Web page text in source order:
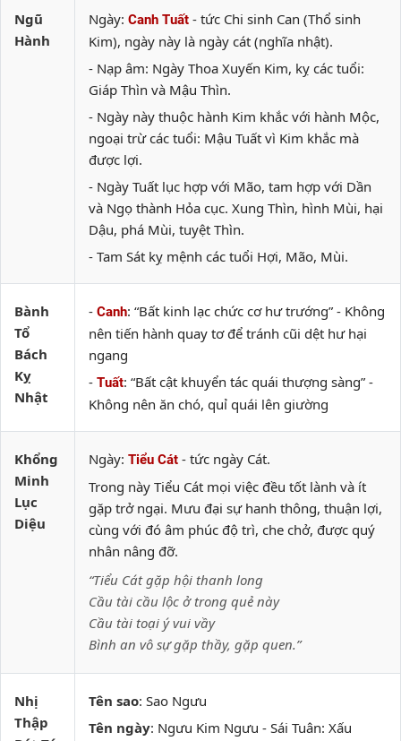
Ngũ
Hành
Ngày: Canh Tuất - tức Chi sinh Can (Thổ sinh
Kim), ngày này là ngày cát (nghĩa nhật).
- Nạp âm: Ngày Thoa Xuyến Kim, kỵ các tuổi:
Giáp Thìn và Mậu Thìn.
- Ngày này thuộc hành Kim khắc với hành Mộc,
ngoại trừ các tuổi: Mậu Tuất vì Kim khắc mà
được lợi.
- Ngày Tuất lục hợp với Mão, tam hợp với Dần
và Ngọ thành Hỏa cục. Xung Thìn, hình Mùi, hại
Dậu, phá Mùi, tuyệt Thìn.
- Tam Sát kỵ mệnh các tuổi Hợi, Mão, Mùi.
Bành
Tổ
Bách
Kỵ
Nhật
- Canh: “Bất kinh lạc chức cơ hư trướng” - Không
nên tiến hành quay tơ để tránh cũi dệt hư hại
ngang
- Tuất: “Bất cật khuyển tác quái thượng sàng” -
Không nên ăn chó, quỉ quái lên giường
Khổng
Minh
Lục
Diệu
Ngày: Tiểu Cát - tức ngày Cát.
Trong này Tiểu Cát mọi việc đều tốt lành và ít
gặp trở ngại. Mưu đại sự hanh thông, thuận lợi,
cùng với đó âm phúc độ trì, che chở, được quý
nhân nâng đỡ.
“Tiểu Cát gặp hội thanh long
Cầu tài cầu lộc ở trong quẻ này
Cầu tài toại ý vui vầy
Bình an vô sự gặp thầy, gặp quen.”
Nhị
Thập
Tên sao: Sao Ngưu
Tên ngày: Ngưu Kim Ngưu - Sái Tuân: Xấu